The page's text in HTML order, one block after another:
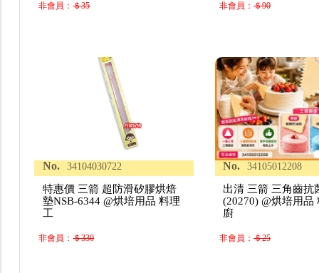
非會員：＄35 非會員： ＄90
No. 34104030722
特惠價 三箭 超防滑矽膠烘焙
墊NSB-6344 @烘培用品 料理
工
非會員：＄330
No. 34105012208
出清 三箭 三角齒抗
(20270) @烘培用品
廚
非會員： ＄25